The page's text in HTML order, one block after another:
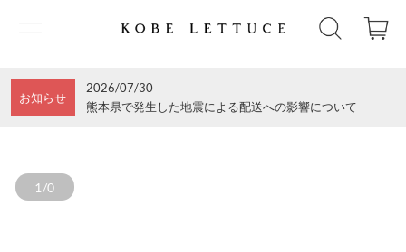
お知らせ
2026/07/30
熊本県で発生した地震による配送への影響について
1/0